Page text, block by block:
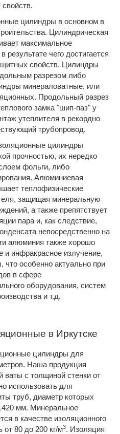
цилиндры в основном в
Цилиндрическая
максимальное
результате чего достигается
свойств. Цилиндры
разрезом либо
минераловатные, или
Продольный разрез
замка "шип-паз" у
утеплителя в рекордно
трубопровод.
цилиндры
прочностью, их нередко
фольги, либо
Алюминиевая
теплофизические
защищая минеральную
а также препятствует
пара и, как следствие,
непосредственно на
алюминия также хорошо
и инфракрасное излучение,
что особенно актуально при
в сфере
оборудования, систем
и т.д.
в Иркутске
цилиндры для
Наша продукция
ваты с толщиной стенки от
использовать для
труб, диаметр которых
мм. Минеральное
в качестве изоляционного
от 80 до 200 кг/м3. Изоляция